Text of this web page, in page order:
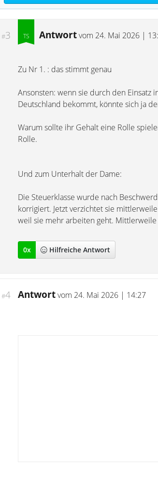
#3 Antwortvom 24. Mai 2026 |
Zu Nr 1. : das stimmt genau
Ansonsten: wenn sie durch den Einsatz
Deutschland bekommt, könnte sich ja
Warum sollte ihr Gehalt eine Rolle
Rolle.
Und zum Unterhalt der Dame:
Die Steuerklasse wurde nach
korrigiert. Jetzt verzichtet sie
weil sie mehr arbeiten geht.
0x Hilfreiche Antwort
#4 Antwortvom 24. Mai 2026 | 14:27